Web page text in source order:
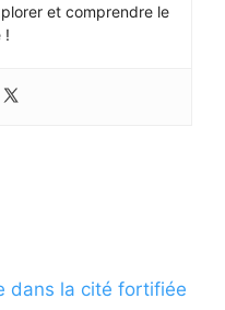
et comprendre le
!
dans la cité fortifiée